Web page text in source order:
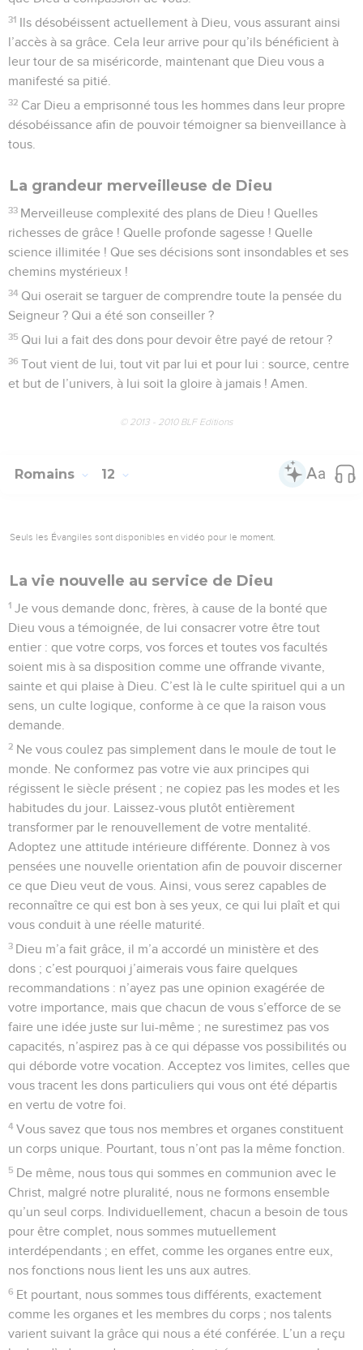
31 Ils désobéissent actuellement à Dieu, vous assurant ainsi
l’accès à sa grâce. Cela leur arrive pour qu’ils bénéficient à
leur tour de sa miséricorde, maintenant que Dieu vous a
manifesté sa pitié.
32 Car Dieu a emprisonné tous les hommes dans leur propre
désobéissance afin de pouvoir témoigner sa bienveillance à
tous.
La grandeur merveilleuse de Dieu
33 Merveilleuse complexité des plans de Dieu ! Quelles
richesses de grâce ! Quelle profonde sagesse ! Quelle
science illimitée ! Que ses décisions sont insondables et ses
chemins mystérieux !
34 Qui oserait se targuer de comprendre toute la pensée du
Seigneur ? Qui a été son conseiller ?
35 Qui lui a fait des dons pour devoir être payé de retour ?
36 Tout vient de lui, tout vit par lui et pour lui : source, centre
et but de l’univers, à lui soit la gloire à jamais ! Amen.
© 2013 - 2010 BLF Editions
Romains 12
Seuls les Évangiles sont disponibles en vidéo pour le moment.
La vie nouvelle au service de Dieu
1 Je vous demande donc, frères, à cause de la bonté que
Dieu vous a témoignée, de lui consacrer votre être tout
entier : que votre corps, vos forces et toutes vos facultés
soient mis à sa disposition comme une offrande vivante,
sainte et qui plaise à Dieu. C’est là le culte spirituel qui a un
sens, un culte logique, conforme à ce que la raison vous
demande.
2 Ne vous coulez pas simplement dans le moule de tout le
monde. Ne conformez pas votre vie aux principes qui
régissent le siècle présent ; ne copiez pas les modes et les
habitudes du jour. Laissez-vous plutôt entièrement
transformer par le renouvellement de votre mentalité.
Adoptez une attitude intérieure différente. Donnez à vos
pensées une nouvelle orientation afin de pouvoir discerner
ce que Dieu veut de vous. Ainsi, vous serez capables de
reconnaître ce qui est bon à ses yeux, ce qui lui plaît et qui
vous conduit à une réelle maturité.
3 Dieu m’a fait grâce, il m’a accordé un ministère et des
dons ; c’est pourquoi j’aimerais vous faire quelques
recommandations : n’ayez pas une opinion exagérée de
votre importance, mais que chacun de vous s’efforce de se
faire une idée juste sur lui-même ; ne surestimez pas vos
capacités, n’aspirez pas à ce qui dépasse vos possibilités ou
qui déborde votre vocation. Acceptez vos limites, celles que
vous tracent les dons particuliers qui vous ont été départis
en vertu de votre foi.
4 Vous savez que tous nos membres et organes constituent
un corps unique. Pourtant, tous n’ont pas la même fonction.
5 De même, nous tous qui sommes en communion avec le
Christ, malgré notre pluralité, nous ne formons ensemble
qu’un seul corps. Individuellement, chacun a besoin de tous
pour être complet, nous sommes mutuellement
interdépendants ; en effet, comme les organes entre eux,
nos fonctions nous lient les uns aux autres.
6 Et pourtant, nous sommes tous différents, exactement
comme les organes et les membres du corps ; nos talents
varient suivant la grâce qui nous a été conférée. L’un a reçu